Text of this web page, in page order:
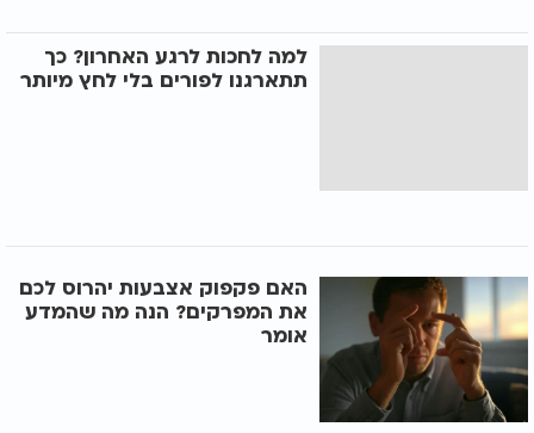
למה לחכות לרגע האחרון? כך
תתארגנו לפורים בלי לחץ מיותר
האם פקפוק אצבעות יהרוס לכם
את המפרקים? הנה מה שהמדע
אומר